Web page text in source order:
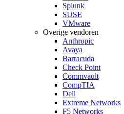
Splunk
SUSE
VMware
Overige vendoren
Anthropic
Avaya
Barracuda
Check Point
Commvault
CompTIA
Dell
Extreme Networks
F5 Networks